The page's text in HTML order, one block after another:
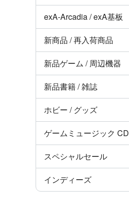
exA-Arcadia / exA基板
新商品 / 再入荷商品
新品ゲーム / 周辺機器
新品書籍 / 雑誌
ホビー / グッズ
ゲームミュージック CD
スペシャルセール
インディーズ